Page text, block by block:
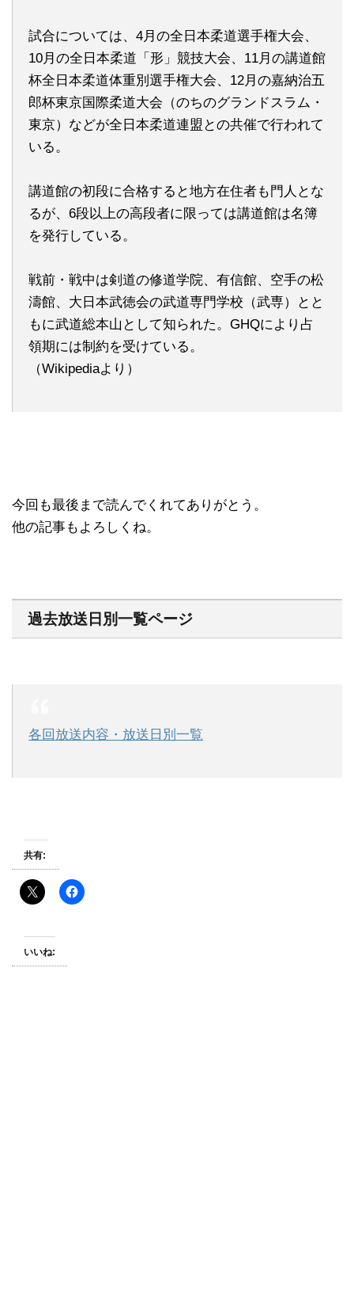
試合については、4月の全日本柔道選手権大会、
10月の全日本柔道「形」競技大会、11月の講道館
杯全日本柔道体重別選手権大会、12月の嘉納治五
郎杯東京国際柔道大会（のちのグランドスラム・
東京）などが全日本柔道連盟との共催で行われて
いる。
講道館の初段に合格すると地方在住者も門人とな
るが、6段以上の高段者に限っては講道館は名簿
を発行している。
戦前・戦中は剣道の修道学院、有信館、空手の松
濤館、大日本武徳会の武道専門学校（武専）とと
もに武道総本山として知られた。GHQにより占
領期には制約を受けている。
（Wikipediaより）
今回も最後まで読んでくれてありがとう。
他の記事もよろしくね。
過去放送日別一覧ページ
各回放送内容・放送日別一覧
共有:
いいね: